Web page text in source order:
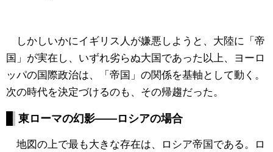
しかしいかにイギリス人が嫌悪しようと、大陸に「帝
国」が実在し、いずれ劣らぬ大国であった以上、ヨーロ
ッパの国際政治は、「帝国」の関係を基軸として動く。
次の時代を決定づけるのも、その帰趨だった。
東ローマの幻影――ロシアの場合
地図の上で最も大きな存在は、ロシア帝国である。ロ